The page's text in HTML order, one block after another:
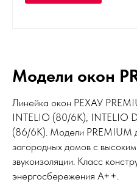
Модели окон
Линейка окон РЕХАУ
INTELIO (80/6К), INTELIO
(86/6К). Модели PREMIUM
загородных домов с
звукоизоляции. Класс
энергосбережения А++.